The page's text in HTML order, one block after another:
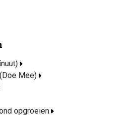
Mee)
opgroeien